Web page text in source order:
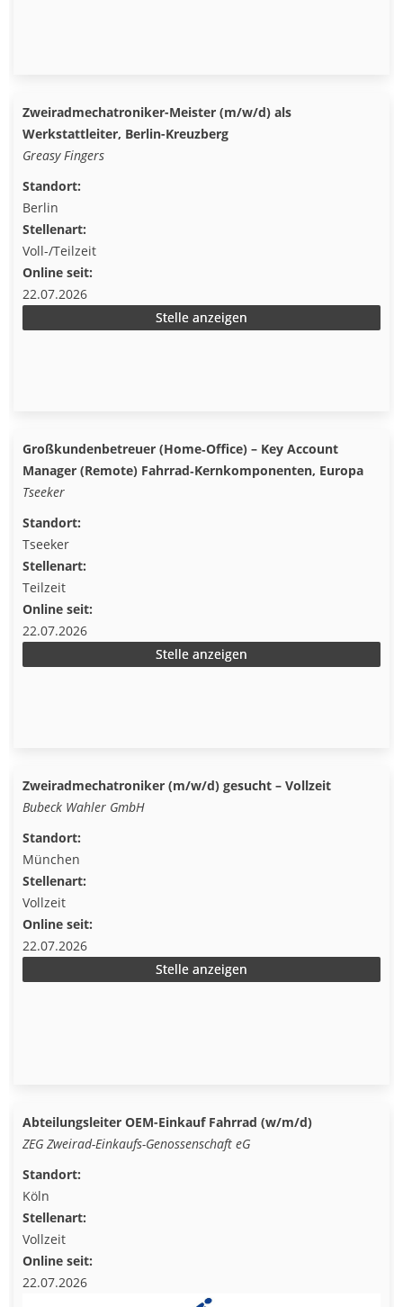
Zweiradmechatroniker-Meister (m/w/d) als
Werkstattleiter, Berlin-Kreuzberg
Greasy Fingers
Standort:
Berlin
Stellenart:
Voll-/Teilzeit
Online seit:
22.07.2026
Stelle anzeigen
Großkundenbetreuer (Home‑Office) – Key Account
Manager (Remote) Fahrrad‑Kernkomponenten, Europa
Tseeker
Standort:
Tseeker
Stellenart:
Teilzeit
Online seit:
22.07.2026
Stelle anzeigen
Zweiradmechatroniker (m/w/d) gesucht – Vollzeit
Bubeck Wahler GmbH
Standort:
München
Stellenart:
Vollzeit
Online seit:
22.07.2026
Stelle anzeigen
Abteilungsleiter OEM-Einkauf Fahrrad (w/m/d)
ZEG Zweirad-Einkaufs-Genossenschaft eG
Standort:
Köln
Stellenart:
Vollzeit
Online seit:
22.07.2026